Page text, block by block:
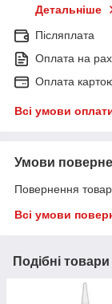
Детальніше
Післяплата
Оплата на
Оплата
Всі умови
Умови
Повернення
Всі умови
Подібні товари